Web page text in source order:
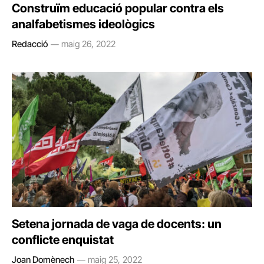
Construïm educació popular contra els
analfabetismes ideològics
Redacció maig 26, 2022
Setena jornada de vaga de docents: un
conflicte enquistat
Joan Domènech maig 25, 2022